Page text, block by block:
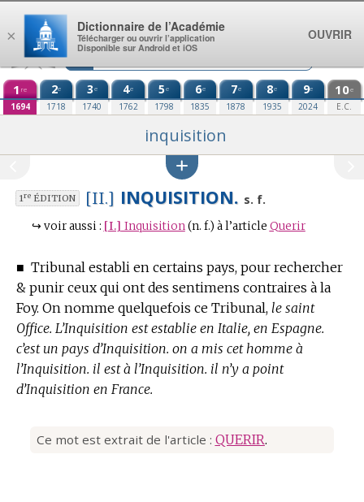
Aller au contenu
1 re
1694
2e
1718
3e
1740
4e
1762
5e
1798
6e
1835
7e
1878
8e
1935
9e
2024
10e
E.C.
inquisition
1reÉDITION [II.] INQUISITION. s. f.
↪ voir aussi : [I.] Inquisition (n. f.) à l’article Querir
■ Tribunal establi en certains pays, pour rechercher
& punir ceux qui ont des sentimens contraires à la
Foy. On nomme quelquefois ce Tribunal, le saint
Office. L’Inquisition est establie en Italie, en Espagne.
c’est un pays d’Inquisition. on a mis cet homme à
l’Inquisition. il est à l’Inquisition. il n’y a point
d’Inquisition en France.
Ce mot est extrait de l'article : QUERIR.
×
Dictionnaire de l’Académie
Télécharger ou ouvrir l’application
Disponible sur Android et iOS
OUVRIR